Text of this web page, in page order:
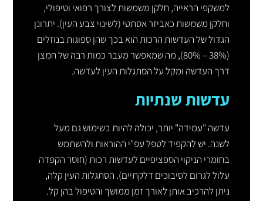
למשקפי הראייה, חלקן משמשות לצורך רפואי וטיפולי,
וחלקן משמשות כאביזר אסתטי (לשינוי צבע העין). יתרונן
הגדול של העדשות הרכות הוא בכך שהן ספוגות בנוזלים
(38% – 80%), מה שמאפשר מעבר כמות רבה של חמצן
דרך העדשה ומקל על הסתגלות העין לעדשה.
עדשות שנתיות
עדשה "עמידה" יותר, יכולה להיות בשימוש גם מעל
לשנה. יש להקפיד לטפל עפ"י ההוראות ולהשתמש
בחומרי הניקוי הספציפיים לעדשות רכות (חוסר הקפדה
עלול לגרום לסיבוכים דלקתיים). הסתגלות העין קלה,
ניתן להרכיב אותן לאורך זמן ממושך והטיפול בהן קל.